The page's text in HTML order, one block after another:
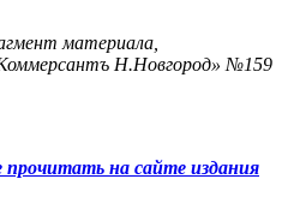
материала,
Н.Новгород» №159
на сайте издания